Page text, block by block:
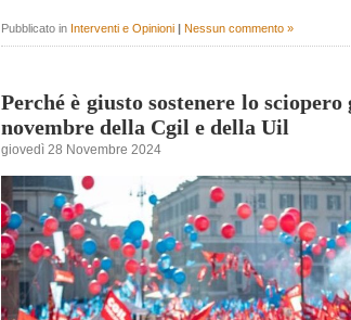
Pubblicato in Interventi e Opinioni | Nessun commento »
Perché è giusto sostenere lo sciopero
novembre della Cgil e della Uil
giovedì 28 Novembre 2024